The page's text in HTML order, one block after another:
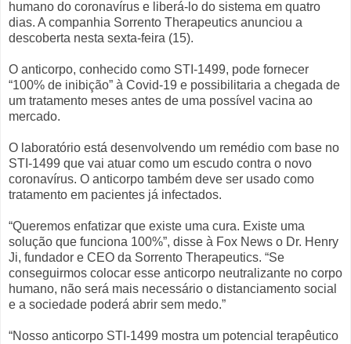
humano do coronavírus e liberá-lo do sistema em quatro
dias. A companhia Sorrento Therapeutics anunciou a
descoberta nesta sexta-feira (15).
O anticorpo, conhecido como STI-1499, pode fornecer
“100% de inibição” à Covid-19 e possibilitaria a chegada de
um tratamento meses antes de uma possível vacina ao
mercado.
O laboratório está desenvolvendo um remédio com base no
STI-1499 que vai atuar como um escudo contra o novo
coronavírus. O anticorpo também deve ser usado como
tratamento em pacientes já infectados.
“Queremos enfatizar que existe uma cura. Existe uma
solução que funciona 100%”, disse à Fox News o Dr. Henry
Ji, fundador e CEO da Sorrento Therapeutics. “Se
conseguirmos colocar esse anticorpo neutralizante no corpo
humano, não será mais necessário o distanciamento social
e a sociedade poderá abrir sem medo.”
“Nosso anticorpo STI-1499 mostra um potencial terapêutico